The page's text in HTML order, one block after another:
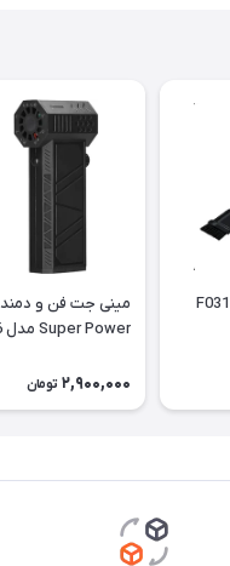
جت فن و جاروبرقی مدل F031
مینی جت فن و
Super Power مدل x6
2,900,000 تومان